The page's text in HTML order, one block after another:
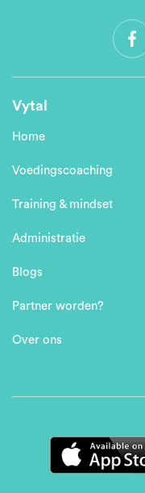
Vytal
Home
Voedingscoaching
Training & mindset
Administratie
Blogs
Partner worden?
Over ons